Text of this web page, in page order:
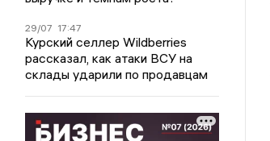
29/07 17:47
Курский селлер Wildberries
рассказал, как атаки ВСУ на
склады ударили по продавцам